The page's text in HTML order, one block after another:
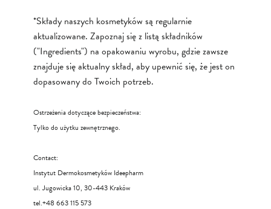
*Składy naszych kosmetyków są regularnie
aktualizowane. Zapoznaj się z listą składników
("Ingredients") na opakowaniu wyrobu, gdzie zawsze
znajduje się aktualny skład, aby upewnić się, że jest on
dopasowany do Twoich potrzeb.
Ostrzeżenia dotyczące bezpieczeństwa:
Tylko do użytku zewnętrznego.
Contact:
Instytut Dermokosmetyków Ideepharm
ul. Jugowicka 10, 30-443 Kraków
tel.+48 663 115 573